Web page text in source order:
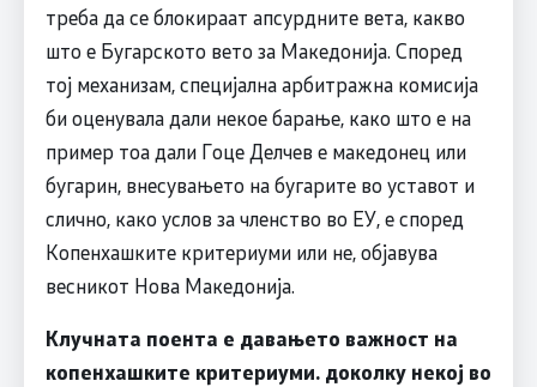
треба да се блокираат апсурдните вета, какво
што е Бугарското вето за Македонија. Според
тој механизам, специјална арбитражна комисија
би оценувала дали некое барање, како што е на
пример тоа дали Гоце Делчев е македонец или
бугарин, внесувањето на бугарите во уставот и
слично, како услов за членство во ЕУ, е според
Копенхашките критериуми или не, објавува
весникот Нова Македонија.
Клучната поента е давањето важност на
копенхашките критериуми. доколку некој во